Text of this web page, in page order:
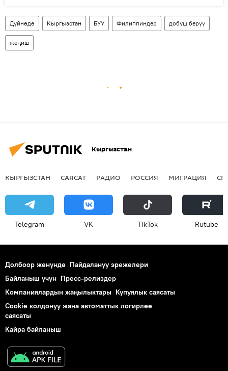
Дүйнөдө Кыргызстан БУУ Филиппиндер добуш берүү
жеңиш
Кыргызстан
КЫРГЫЗСТАН САЯСАТ РАДИО РОССИЯ МИГРАЦИЯ
Telegram VK ТikТоk Rutube
Долбоор жөнүндө Пайдалануу эрежелери
Байланыш үчүн Пресс-релиздер
Компаниялардын жаңылыктары Купуялык саясаты
Cookie колдонуу жана автоматтык логирлөө
саясаты
Кайра байланыш